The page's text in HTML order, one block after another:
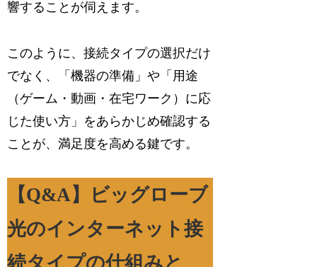
響することが伺えます。
このように、接続タイプの選択だけ
でなく、「機器の準備」や「用途
（ゲーム・動画・在宅ワーク）に応
じた使い方」をあらかじめ確認する
ことが、満足度を高める鍵です。
【Q&A】ビッグローブ
光のインターネット接